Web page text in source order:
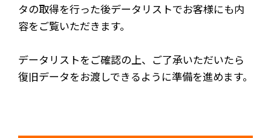
タの取得を行った後データリストでお客様にも内
容をご覧いただきます。
データリストをご確認の上、ご了承いただいたら
復旧データをお渡しできるように準備を進めます。